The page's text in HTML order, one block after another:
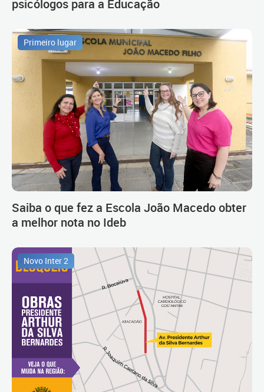
psicólogos para a Educação
Primeiro lugar
Saiba o que fez a Escola João Macedo obter
a melhor nota no Ideb
Novo Inter 2